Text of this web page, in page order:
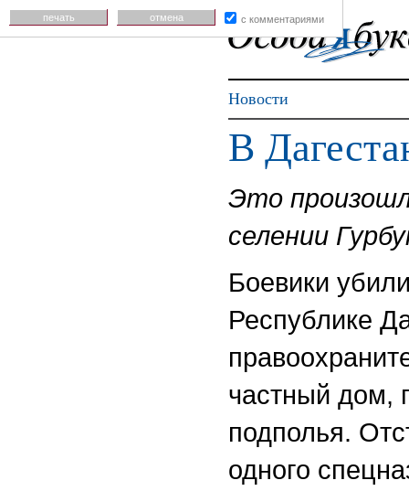
Новости
В
Это
селении
Боевики
Республике
частный дом,
подполья.
одного
печать отмена с комментариями